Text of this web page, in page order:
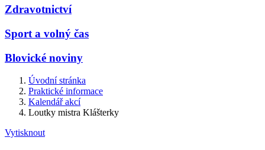
Zdravotnictví
Sport a volný čas
Blovické noviny
Úvodní stránka
Praktické informace
Kalendář akcí
Loutky mistra Klášterky
Vytisknout